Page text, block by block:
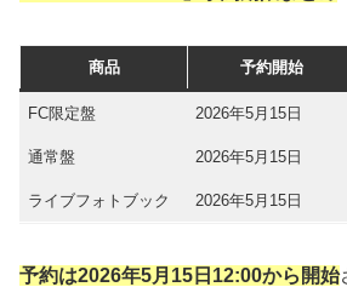
商品 予約開始
FC限定盤 2026年5月15日
通常盤 2026年5月15日
ライブフォトブック 2026年5月15日
予約は2026年5月15日12:00から開始